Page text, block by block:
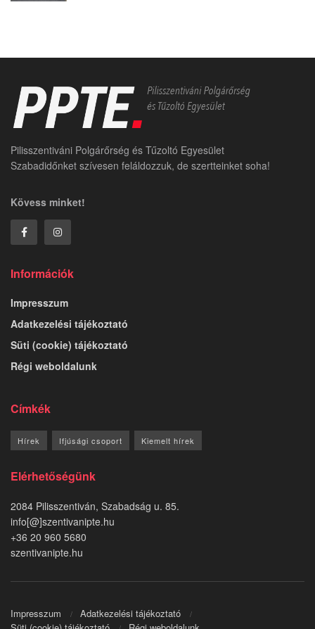
Pilisszentiváni Polgárőrség és Tűzoltó Egyesület
Szabadidőnket szívesen feláldozzuk, de szertteinket soha!
Kövess minket!
Információk
Impresszum
Adatkezelési tájékoztató
Süti (cookie) tájékoztató
Régi weboldalunk
Címkék
Hírek Ifjúsági csoport Kiemelt hírek
Elérhetőségünk
2084 Pilisszentiván, Szabadság u. 85.
info[@]szentivanipte.hu
+36 20 960 5680
szentivanipte.hu
Impresszum
Adatkezelési tájékoztató